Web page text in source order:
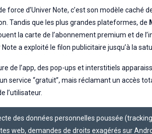
force d’Univer Note, c’est son modèle caché
Tandis que les plus grandes plateformes, de
la carte de l’abonnement premium et de
Note a exploité le filon publicitaire jusqu’à la
de l’app, des pop-ups et interstitiels
service “gratuit”, mais réclamant un accès
l’utilisateur.
des données personnelles poussée (tracking
web, demandes de droits exagérés sur